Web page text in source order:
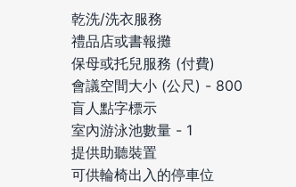
乾洗/洗衣服務
禮品店或書報攤
保母或托兒服務 (付費)
會議空間大小 (公尺) - 800
盲人點字標示
室內游泳池數量 - 1
提供助聽裝置
可供輪椅出入的停車位